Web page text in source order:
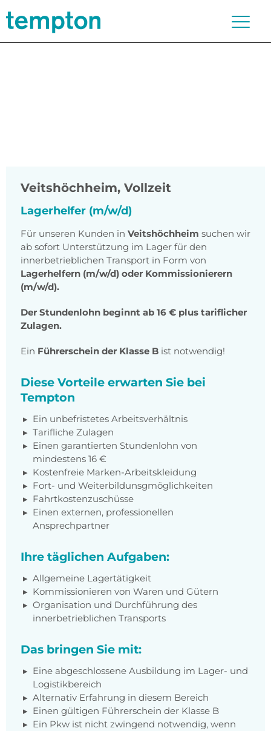
Veitshöchheim, Vollzeit
Lagerhelfer (m/w/d)
Für unseren Kunden in Veitshöchheim suchen wir
ab sofort Unterstützung im Lager für den
innerbetrieblichen Transport in Form von
Lagerhelfern (m/w/d) oder Kommissionierern
(m/w/d).
Der Stundenlohn beginnt ab 16 € plus tariflicher
Zulagen.
Ein Führerschein der Klasse B ist notwendig!
Diese Vorteile erwarten Sie bei
Tempton
Ein unbefristetes Arbeitsverhältnis
Tarifliche Zulagen
Einen garantierten Stundenlohn von
mindestens 16 €
Kostenfreie Marken-Arbeitskleidung
Fort- und Weiterbildunsgmöglichkeiten
Fahrtkostenzuschüsse
Einen externen, professionellen
Ansprechpartner
Ihre täglichen Aufgaben:
Allgemeine Lagertätigkeit
Kommissionieren von Waren und Gütern
Organisation und Durchführung des
innerbetrieblichen Transports
Das bringen Sie mit:
Eine abgeschlossene Ausbildung im Lager- und
Logistikbereich
Alternativ Erfahrung in diesem Bereich
Einen gültigen Führerschein der Klasse B
Ein Pkw ist nicht zwingend notwendig, wenn